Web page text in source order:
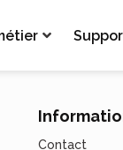
Contact